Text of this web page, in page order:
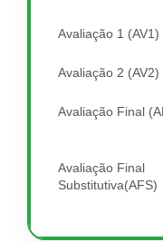
Avaliação 1 (AV1)
Avaliação 2 (AV2)
Avaliação Final
Avaliação Final
Substitutiva(AFS)